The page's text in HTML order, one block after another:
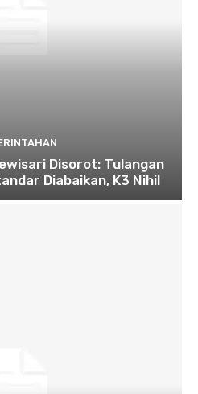
Disorot: Tulangan
Diabaikan, K3 Nihil